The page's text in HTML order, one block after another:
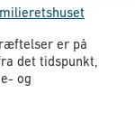
er på
det tidspunkt,
og